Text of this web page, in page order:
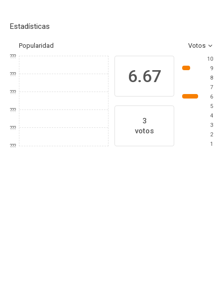
Estadísticas
Popularidad Votos
???
???
???
???
???
???
6.67
3
votos
10
9
8
7
6
5
4
3
2
1